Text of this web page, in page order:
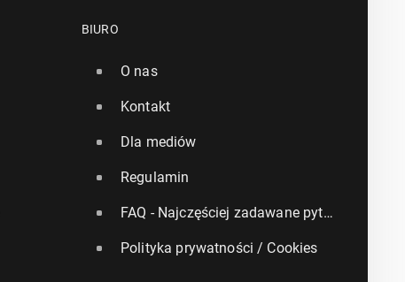
BIURO
O nas
Kontakt
Dla mediów
Regulamin
FAQ - Najczęściej zadawane pytania
Polityka prywatności / Cookies